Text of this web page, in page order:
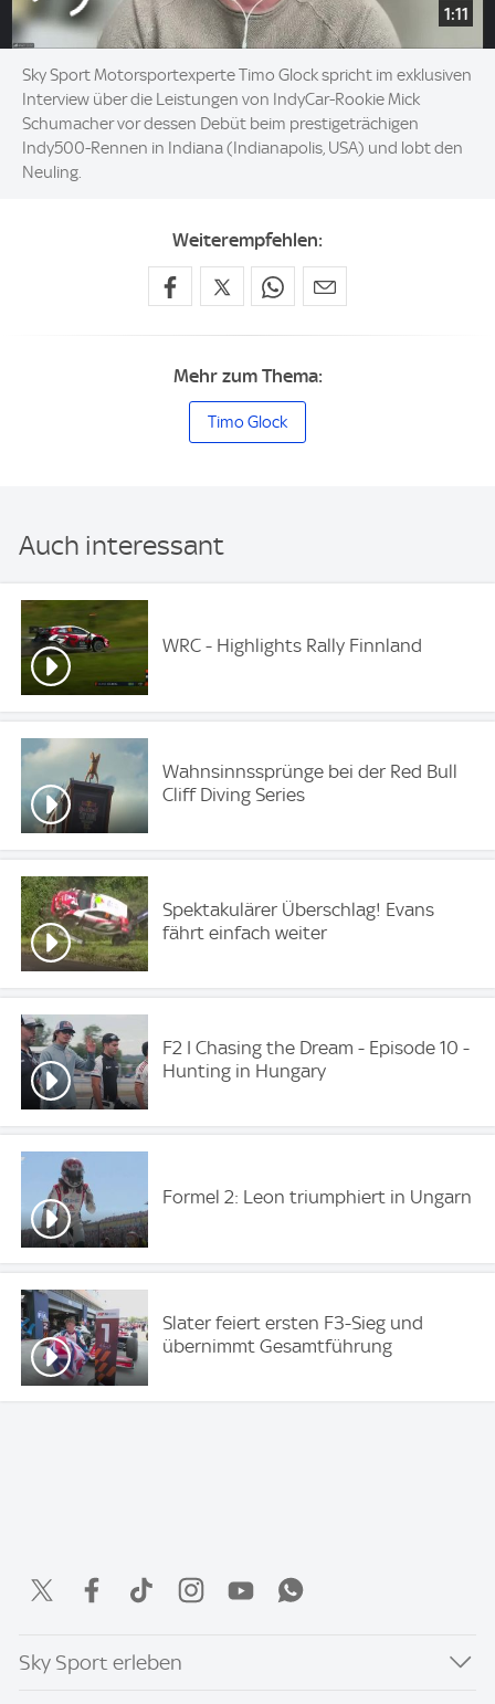
1:11
Sky Sport Motorsportexperte Timo Glock spricht im exklusiven
Interview über die Leistungen von IndyCar-Rookie Mick
Schumacher vor dessen Debüt beim prestigeträchigen
Indy500-Rennen in Indiana (Indianapolis, USA) und lobt den
Neuling.
Weiterempfehlen:
Mehr zum Thema:
Timo Glock
Auch interessant
WRC - Highlights Rally Finnland
Wahnsinnssprünge bei der Red Bull
Cliff Diving Series
Spektakulärer Überschlag! Evans
fährt einfach weiter
F2 I Chasing the Dream - Episode 10 -
Hunting in Hungary
Formel 2: Leon triumphiert in Ungarn
Slater feiert ersten F3-Sieg und
übernimmt Gesamtführung
Sky Sport erleben